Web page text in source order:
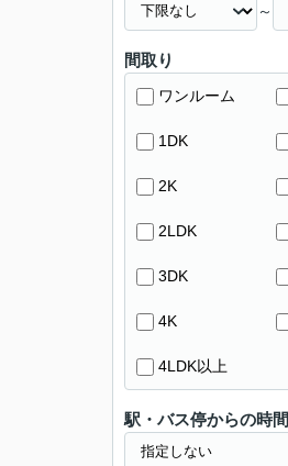
～
間取り
ワンルーム
1DK
2K
2LDK
3DK
4K
4LDK以上
駅・バス停からの時間